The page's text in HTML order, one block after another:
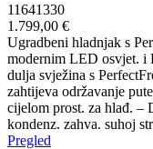
11641330
1.799,00 €
Ugradbeni hladnjak s
modernim LED osvjet. i
dulja svježina s
zahtijeva održavanje
cijelom prost. za hlađ. –
kondenz. zahva. suhoj
Pregled